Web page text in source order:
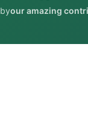
byour amazing